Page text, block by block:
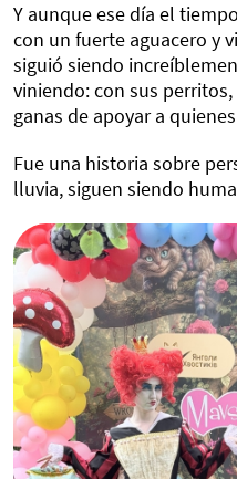
Y aunque ese día el
con un fuerte aguacero y
siguió siendo
viniendo: con sus
ganas de apoyar a
Fue una historia sobre
lluvia, siguen siendo